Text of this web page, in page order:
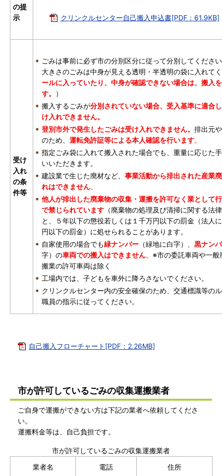
の提
示
クリンクルセンター自己搬入申込書[PDF：61.9KB]
受け
入れ
の条
件等
ごみは事前に必ず市の分別区分に従って分別してくださ
大きさのごみは中身が見える透明・半透明の袋に入れて
ールに入っていたり、中身が確認できない場合は、搬入
す。
）
搬入するごみが分別されていない場合、受入基準に適合
け入れできません。
登別市外で発生したごみは受け入れできません。 排出元
のため、 運転免許証等による本人確認を行います。
指定ごみ袋に入れて搬入された場合でも、重量に応じた
いいただきます。
建設業で生じた廃材など、 事業活動から排出された産業
れはできません。
他人が排出した廃棄物の収集・運搬を許可なく業として
で禁じられています （廃棄物の処理及び清掃に関する法
と、５年以下の懲役若しくは１千万円以下の罰金（法人
円以下の罰金）に処せられることがあります。
自家使用の場合でも緑ナンバー （緑地に白字）、 黒ナン
字）の車両での搬入はできません。 ※市の委託車両や一般
搬業の許可車両は除く
工場内では、子どもを車外に降ろさないでください。
クリンクルセンター内の安全確保のため、交通標識等の
職員の指示に従ってください。
自己搬入フローチャート[PDF：2.26MB]
市が許可しているごみの収集運搬業者
ご自身で運搬ができない方は下記の業者へ依頼してくださ
い。
運搬料金等は、自己負担です。
市が許可しているごみの収集運搬業者
業者名
電話 住所